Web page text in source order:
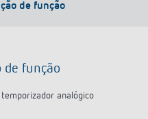
de função
selecione
técnica
de função
temporizador analógico